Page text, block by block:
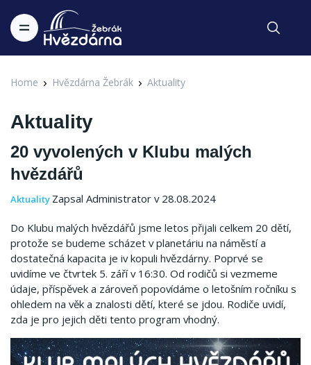
Home Hvězdárna Žebrák Aktuality
Aktuality
20 vyvolených v Klubu malých
hvězdářů
Aktuality Zapsal Administrator v 28.08.2024
Do Klubu malých hvězdářů jsme letos přijali celkem 20 dětí,
protože se budeme scházet v planetáriu na náměstí a
dostatečná kapacita je iv kopuli hvězdárny. Poprvé se
uvidíme ve čtvrtek 5. září v 16:30. Od rodičů si vezmeme
údaje, příspěvek a zároveň popovídáme o letošním ročníku s
ohledem na věk a znalosti dětí, které se jdou. Rodiče uvidí,
zda je pro jejich děti tento program vhodný.